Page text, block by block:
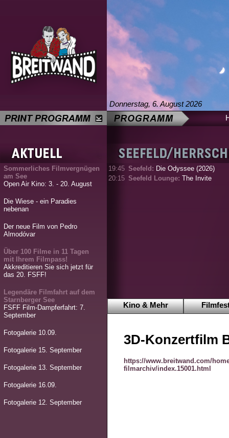
Donnerstag, 6. August 2026
Sommerliches Filmvergnügen
am See
Open Air Kino: 3. - 20. August
Die Wiese - ein Paradies
nebenan
Der neue Film von Pedro
Almodóvar
Über 100 Filme in 11 Tagen
mit Ihrem Filmpass!
Akkreditieren Sie sich jetzt für
das 20. FSFF!
Legendäre Filmfahrt auf dem
Starnberger See
FSFF Film-Dampferfahrt: 7.
September
Fotogalerie 10.09.
Fotogalerie 15. September
Fotogalerie 13. September
Fotogalerie 16.09.
Fotogalerie 12. September
19:45 Seefeld: Die Odyssee (2026)
20:15 Seefeld Lounge: The Invite
Kino & Mehr
3D-Konzertfilm
https://www.breitwand.com/
filmarchiv/index.15001.html